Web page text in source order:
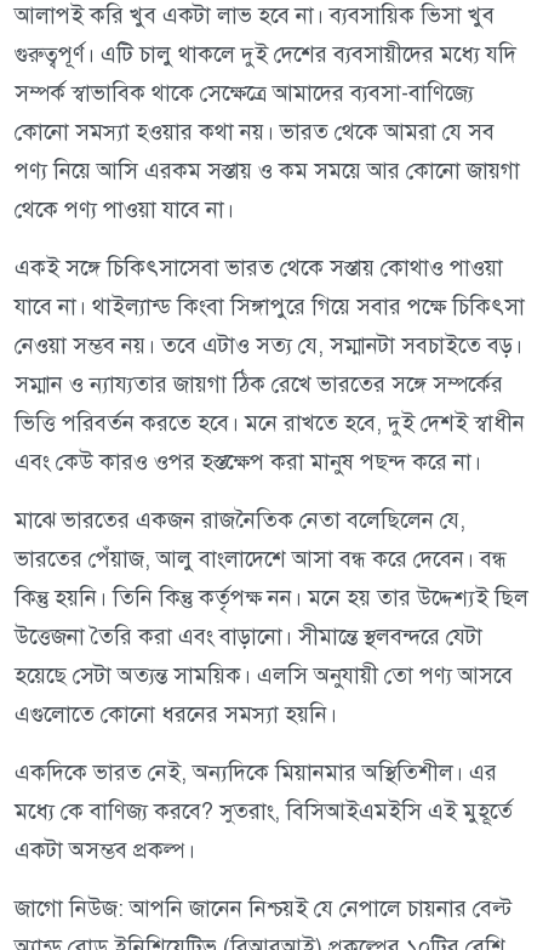
আলাপই করি খুব একটা লাভ হবে না। ব্যবসায়িক ভিসা খুব
গুরুত্বপূর্ণ। এটি চালু থাকলে দুই দেশের ব্যবসায়ীদের মধ্যে যদি
সম্পর্ক স্বাভাবিক থাকে সেক্ষেত্রে আমাদের ব্যবসা-বাণিজ্যে
কোনো সমস্যা হওয়ার কথা নয়। ভারত থেকে আমরা যে সব
পণ্য নিয়ে আসি এরকম সস্তায় ও কম সময়ে আর কোনো জায়গা
থেকে পণ্য পাওয়া যাবে না।
একই সঙ্গে চিকিৎসাসেবা ভারত থেকে সস্তায় কোথাও পাওয়া
যাবে না। থাইল্যান্ড কিংবা সিঙ্গাপুরে গিয়ে সবার পক্ষে চিকিৎসা
নেওয়া সম্ভব নয়। তবে এটাও সত্য যে, সম্মানটা সবচাইতে বড়।
সম্মান ও ন্যায্যতার জায়গা ঠিক রেখে ভারতের সঙ্গে সম্পর্কের
ভিত্তি পরিবর্তন করতে হবে। মনে রাখতে হবে, দুই দেশই স্বাধীন
এবং কেউ কারও ওপর হস্তক্ষেপ করা মানুষ পছন্দ করে না।
মাঝে ভারতের একজন রাজনৈতিক নেতা বলেছিলেন যে,
ভারতের পেঁয়াজ, আলু বাংলাদেশে আসা বন্ধ করে দেবেন। বন্ধ
কিন্তু হয়নি। তিনি কিন্তু কর্তৃপক্ষ নন। মনে হয় তার উদ্দেশ্যই ছিল
উত্তেজনা তৈরি করা এবং বাড়ানো। সীমান্তে স্থলবন্দরে যেটা
হয়েছে সেটা অত্যন্ত সাময়িক। এলসি অনুযায়ী তো পণ্য আসবে
এগুলোতে কোনো ধরনের সমস্যা হয়নি।
একদিকে ভারত নেই, অন্যদিকে মিয়ানমার অস্থিতিশীল। এর
মধ্যে কে বাণিজ্য করবে? সুতরাং, বিসিআইএমইসি এই মুহূর্তে
একটা অসম্ভব প্রকল্প।
জাগো নিউজ: আপনি জানেন নিশ্চয়ই যে নেপালে চায়নার বেল্ট